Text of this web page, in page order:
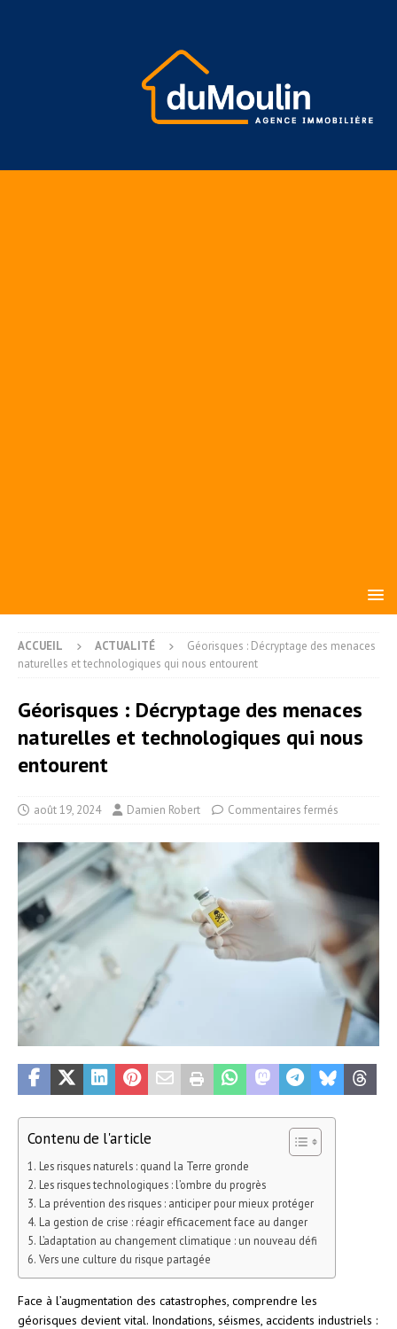
ACCUEIL ACTUALITÉ
Géorisques : Décryptage des menaces
naturelles et technologiques qui nous entourent
Géorisques : Décryptage des menaces
naturelles et technologiques qui nous
entourent
août 19, 2024 Damien Robert Commentaires fermés
Contenu de l'article
Les risques naturels : quand la Terre gronde
Les risques technologiques : l’ombre du progrès
La prévention des risques : anticiper pour mieux protéger
La gestion de crise : réagir efficacement face au danger
L’adaptation au changement climatique : un nouveau défi
Vers une culture du risque partagée
Face à l’augmentation des catastrophes, comprendre les
géorisques devient vital. Inondations, séismes, accidents industriels :